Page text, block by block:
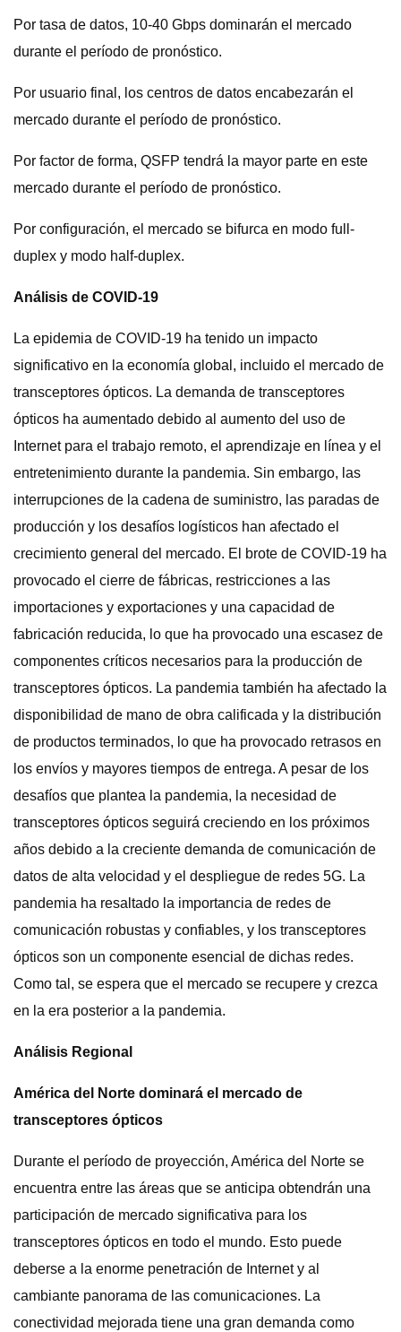
Por tasa de datos, 10-40 Gbps dominarán el mercado
durante el período de pronóstico.
Por usuario final, los centros de datos encabezarán el
mercado durante el período de pronóstico.
Por factor de forma, QSFP tendrá la mayor parte en este
mercado durante el período de pronóstico.
Por configuración, el mercado se bifurca en modo full-
duplex y modo half-duplex.
Análisis de COVID-19
La epidemia de COVID-19 ha tenido un impacto
significativo en la economía global, incluido el mercado de
transceptores ópticos. La demanda de transceptores
ópticos ha aumentado debido al aumento del uso de
Internet para el trabajo remoto, el aprendizaje en línea y el
entretenimiento durante la pandemia. Sin embargo, las
interrupciones de la cadena de suministro, las paradas de
producción y los desafíos logísticos han afectado el
crecimiento general del mercado. El brote de COVID-19 ha
provocado el cierre de fábricas, restricciones a las
importaciones y exportaciones y una capacidad de
fabricación reducida, lo que ha provocado una escasez de
componentes críticos necesarios para la producción de
transceptores ópticos. La pandemia también ha afectado la
disponibilidad de mano de obra calificada y la distribución
de productos terminados, lo que ha provocado retrasos en
los envíos y mayores tiempos de entrega. A pesar de los
desafíos que plantea la pandemia, la necesidad de
transceptores ópticos seguirá creciendo en los próximos
años debido a la creciente demanda de comunicación de
datos de alta velocidad y el despliegue de redes 5G. La
pandemia ha resaltado la importancia de redes de
comunicación robustas y confiables, y los transceptores
ópticos son un componente esencial de dichas redes.
Como tal, se espera que el mercado se recupere y crezca
en la era posterior a la pandemia.
Análisis Regional
América del Norte dominará el mercado de
transceptores ópticos
Durante el período de proyección, América del Norte se
encuentra entre las áreas que se anticipa obtendrán una
participación de mercado significativa para los
transceptores ópticos en todo el mundo. Esto puede
deberse a la enorme penetración de Internet y al
cambiante panorama de las comunicaciones. La
conectividad mejorada tiene una gran demanda como